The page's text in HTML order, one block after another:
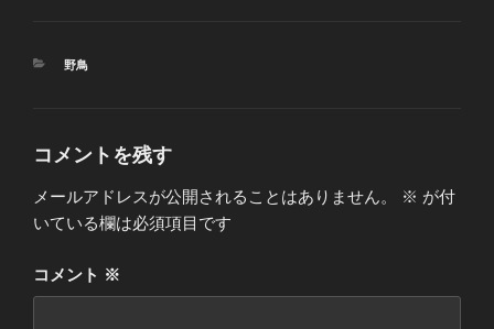
カ
野鳥
コメントを残す
メールアドレスが公開されることはありません。 ※ が付
いている欄は必須項目です
コメント ※